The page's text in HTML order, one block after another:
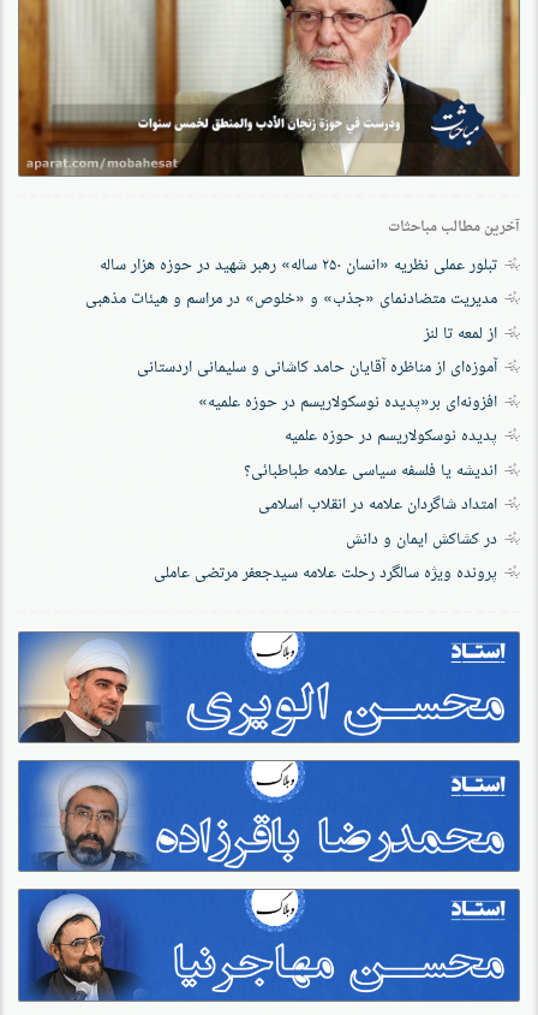
آخرین مطالب مباحثات
تبلور عملی نظریه «انسان ۲۵۰ ساله» رهبر شهید در حوزه هزار ساله
مدیریت متضادنمای «جذب» و «خلوص» در مراسم و هیئات مذهبی
از لمعه تا لنز
آموزه‌ای از مناظره آقایان حامد کاشانی و سلیمانی اردستانی
افزونه‌ای بر«پدیده نوسکولاریسم در حوزه‌ علمیه»
پدیده نوسکولاریسم در حوزه علمیه
اندیشه یا فلسفه سیاسی علامه طباطبائی؟
امتداد شاگردان علامه در انقلاب اسلامی
در کشاکش ایمان و دانش
پرونده‌ ویژه سالگرد رحلت علامه سیدجعفر مرتضی عاملی